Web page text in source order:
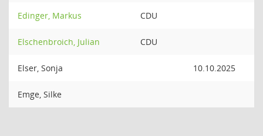
Edinger, Markus CDU
Elschenbroich, Julian CDU
Elser, Sonja 10.10.2025
Emge, Silke